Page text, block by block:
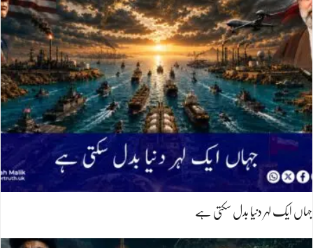
جہاں ایک لہر دنیا بدل سکتی ہے